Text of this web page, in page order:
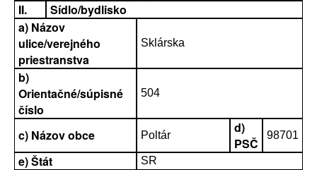
II.
Sídlo/bydlisko
a) Názov
ulice/verejného
priestranstva
Sklárska
b)
Orientačné/súpisné
číslo
504
c) Názov obce Poltár
d)
PSČ
98701
e) Štát SR